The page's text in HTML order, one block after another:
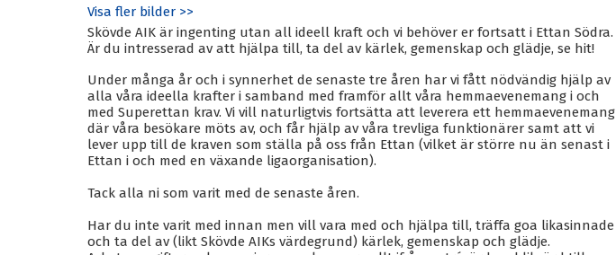
Visa fler bilder >>
Skövde AIK är ingenting utan all ideell kraft och vi behöver er fortsatt i Ettan Södra.
Är du intresserad av att hjälpa till, ta del av kärlek, gemenskap och glädje, se hit!
Under många år och i synnerhet de senaste tre åren har vi fått nödvändig hjälp av
alla våra ideella krafter i samband med framför allt våra hemmaevenemang i och
med Superettan krav. Vi vill naturligtvis fortsätta att leverera ett hemmaevenemang
där våra besökare möts av, och får hjälp av våra trevliga funktionärer samt att vi
lever upp till de kraven som ställa på oss från Ettan (vilket är större nu än senast i
Ettan i och med en växande ligaorganisation).
Tack alla ni som varit med de senaste åren.
Har du inte varit med innan men vill vara med och hjälpa till, träffa goa likasinnade
och ta del av (likt Skövde AIKs värdegrund) kärlek, gemenskap och glädje.